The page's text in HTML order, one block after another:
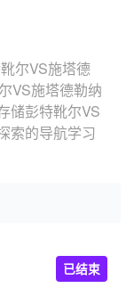
尔VS施塔德
VS施塔德勒纳
储彭特靴尔VS
索的导航学习
已结束